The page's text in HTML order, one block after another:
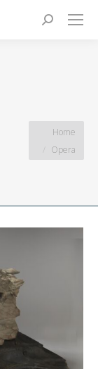
Search:
You are here:
Home
Opera